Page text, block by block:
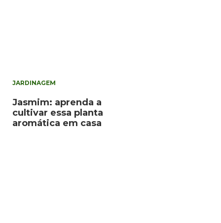
JARDINAGEM
Jasmim: aprenda a
cultivar essa planta
aromática em casa